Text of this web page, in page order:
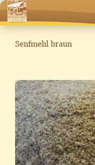
Senfmehl braun